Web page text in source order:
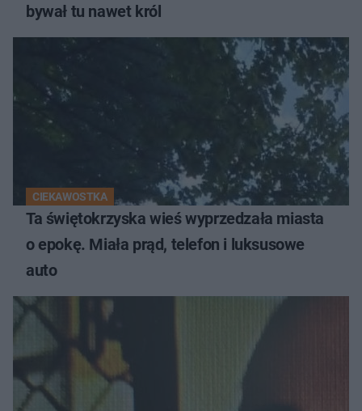
bywał tu nawet król
CIEKAWOSTKA
Ta świętokrzyska wieś wyprzedzała miasta
o epokę. Miała prąd, telefon i luksusowe
auto